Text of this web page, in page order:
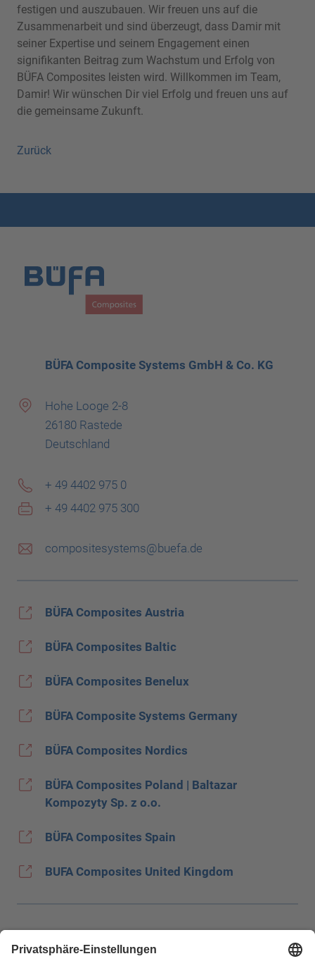
festigen und auszubauen. Wir freuen uns auf die
Zusammenarbeit und sind überzeugt, dass Damir mit
seiner Expertise und seinem Engagement einen
signifikanten Beitrag zum Wachstum und Erfolg von
BÜFA Composites leisten wird. Willkommen im Team,
Damir! Wir wünschen Dir viel Erfolg und freuen uns auf
die gemeinsame Zukunft.
Zurück
BÜFA Composite Systems GmbH & Co. KG
Hohe Looge 2-8
26180 Rastede
Deutschland
+ 49 4402 975 0
+ 49 4402 975 300
compositesystems@buefa.de
BÜFA Composites Austria
BÜFA Composites Baltic
BÜFA Composites Benelux
BÜFA Composite Systems Germany
BÜFA Composites Nordics
BÜFA Composites Poland | Baltazar
Kompozyty Sp. z o.o.
BÜFA Composites Spain
BUFA Composites United Kingdom